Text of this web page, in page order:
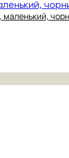
маленький,